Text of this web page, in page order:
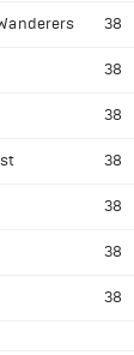
38
38
38
38
38
38
38